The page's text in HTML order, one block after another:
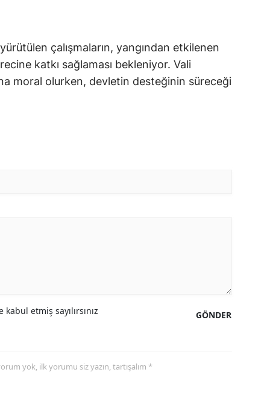
çalışmaların, yangından etkilenen
katkı sağlaması bekleniyor. Vali
moral olurken, devletin desteğinin süreceği
GÖNDER
kabul etmiş sayılırsınız
yok, ilk yorumu siz yazın, tartışalım *